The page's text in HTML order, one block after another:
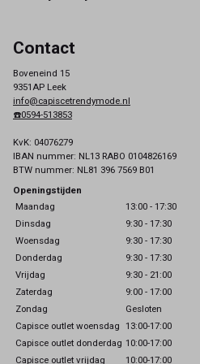
Contact
Boveneind 15
9351AP Leek
info@capiscetrendymode.nl
☎️0594-513853
KvK: 04076279
IBAN nummer: NL13 RABO 0104826169
BTW nummer: NL81 396 7569 B01
Openingstijden
Maandag
13:00 - 17:30
Dinsdag
9:30 - 17:30
Woensdag
9:30 - 17:30
Donderdag
9:30 - 17:30
Vrijdag
9:30 - 21:00
Zaterdag
9:00 - 17:00
Zondag
Gesloten
Capisce outlet woensdag 13:00-17:00
Capisce outlet donderdag 10:00-17:00
Capisce outlet vrijdag
10:00-17:00